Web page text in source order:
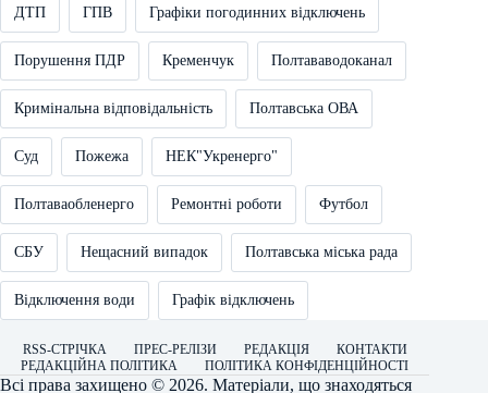
ДТП ГПВ Графіки погодинних відключень
Порушення ПДР Кременчук Полтававодоканал
Кримінальна відповідальність Полтавська ОВА
Суд Пожежа НЕК"Укренерго"
Полтаваобленерго Ремонтні роботи Футбол
СБУ Нещасний випадок Полтавська міська рада
Відключення води Графік відключень
RSS-СТРІЧКА ПРЕС-РЕЛІЗИ РЕДАКЦІЯ
КОНТАКТИ
РЕДАКЦІЙНА ПОЛІТИКА
ПОЛІТИКА КОНФІДЕНЦІЙНОСТІ
Всі права захищено © 2026. Матеріали, що знаходяться